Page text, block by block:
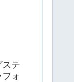
ステ
ォ